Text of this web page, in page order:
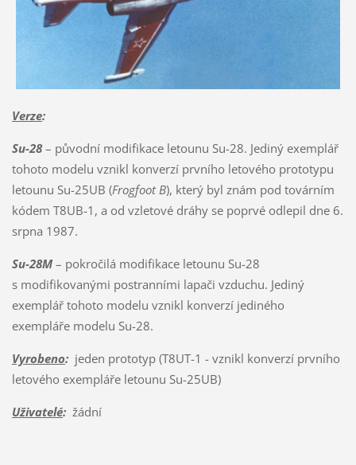
Verze:
Su-28– původní modifikace letounu Su-28. Jediný exemplář
tohoto modelu vznikl konverzí prvního letového prototypu
letounu Su-25UB (Frogfoot B), který byl znám pod továrním
kódem T8UB-1, a od vzletové dráhy se poprvé odlepil dne 6.
srpna 1987.
Su-28M– pokročilá modifikace letounu Su-28
s modifikovanými postranními lapači vzduchu. Jediný
exemplář tohoto modelu vznikl konverzí jediného
exempláře modelu Su-28.
Vyrobeno:jeden prototyp (T8UT-1 - vznikl konverzí prvního
letového exempláře letounu Su-25UB)
Uživatelé:žádní